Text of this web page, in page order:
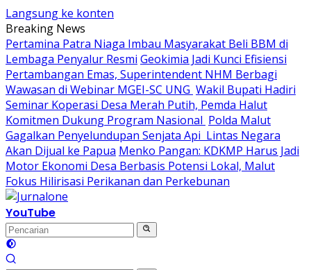
Langsung ke konten
Breaking News
Pertamina Patra Niaga Imbau Masyarakat Beli BBM di
Lembaga Penyalur Resmi Geokimia Jadi Kunci Efisiensi
Pertambangan Emas, Superintendent NHM Berbagi
Wawasan di Webinar MGEI-SC UNG Wakil Bupati Hadiri
Seminar Koperasi Desa Merah Putih, Pemda Halut
Komitmen Dukung Program Nasional Polda Malut
Gagalkan Penyelundupan Senjata Api Lintas Negara
Akan Dijual ke Papua Menko Pangan: KDKMP Harus Jadi
Motor Ekonomi Desa Berbasis Potensi Lokal, Malut
Fokus Hilirisasi Perikanan dan Perkebunan
YouTube